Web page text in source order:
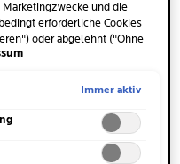
Menge
und die
erforderliche Cookies
oder abgelehnt ("Ohne
Anpassungen der
unter dem Link "Cookie-
Immer aktiv